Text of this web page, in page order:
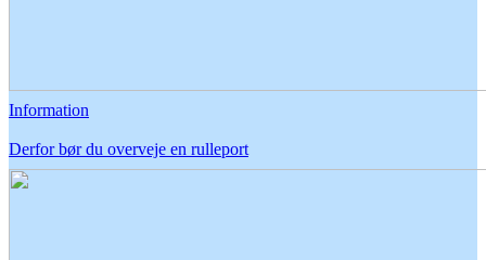
Information
Derfor bør du overveje en rulleport